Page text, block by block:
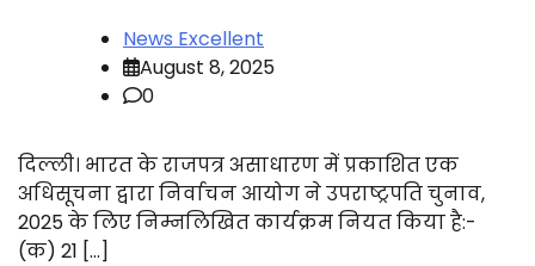
News Excellent
August 8, 2025
0
दिल्ली। भारत के राजपत्र असाधारण में प्रकाशित एक
अधिसूचना द्वारा निर्वाचन आयोग ने उपराष्ट्रपति चुनाव,
2025 के लिए निम्नलिखित कार्यक्रम नियत किया है:-
(क) 21 […]